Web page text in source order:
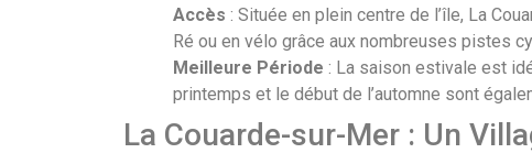
Accès : Située en plein centre de l’île, La
Ré ou en vélo grâce aux nombreuses pistes
Meilleure Période : La saison estivale est
printemps et le début de l’automne sont
La Couarde-sur-Mer : Un